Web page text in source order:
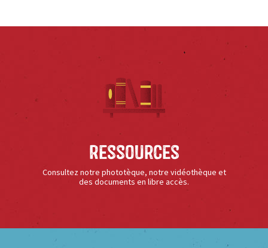
Ressources
Consultez notre phototèque, notre vidéothèque et
des documents en libre accès.